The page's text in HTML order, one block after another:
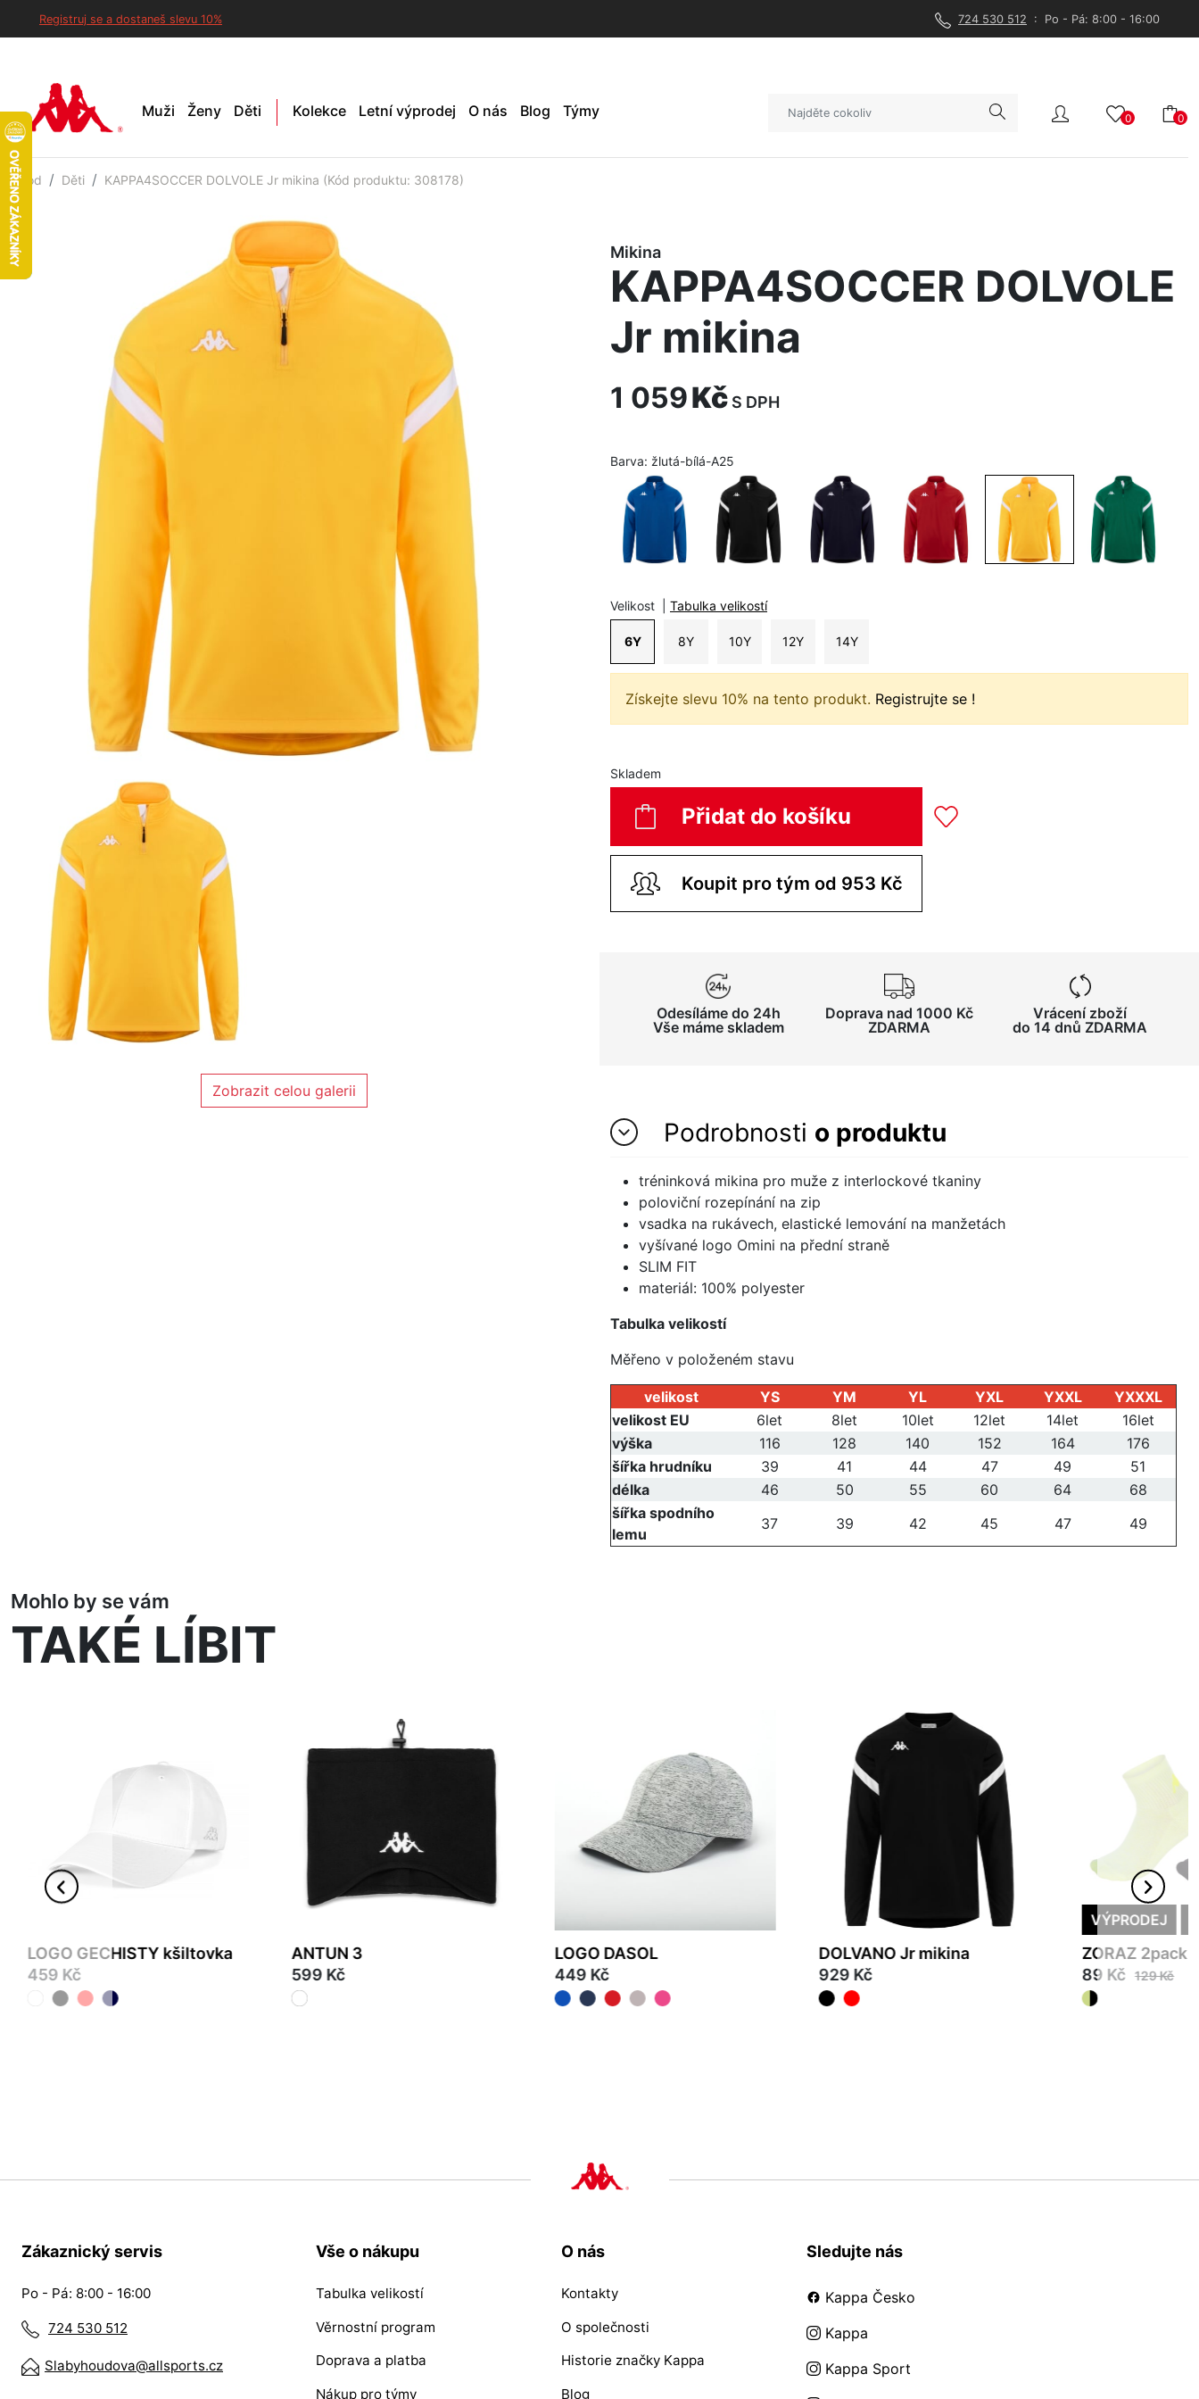
Registruj se a dostaneš slevu 10% 724 530 512 : Po - Pá: 8:00 - 16:00
Muži Ženy Děti Kolekce Letní výprodej O nás Blog Týmy 0 0
Úvod Děti KAPPA4SOCCER DOLVOLE Jr mikina (Kód produktu: 308178)
Zobrazit celou galerii
Mikina
KAPPA4SOCCER DOLVOLE
Jr mikina
1 059Kč S DPH
Barva: žlutá-bílá-A25
Velikost Tabulka velikostí
6Y 8Y 10Y 12Y 14Y
Získejte slevu 10% na tento produkt. Registrujte se !
Skladem
Přidat do košíku
Koupit pro tým od 953 Kč
Odesíláme do 24h
Vše máme skladem
Doprava nad 1000 Kč
ZDARMA
Vrácení zboží
do 14 dnů ZDARMA
Podrobnosti o produktu
tréninková mikina pro muže z interlockové tkaniny
poloviční rozepínání na zip
vsadka na rukávech, elastické lemování na manžetách
vyšívané logo Omini na přední straně
SLIM FIT
materiál: 100% polyester
Tabulka velikostí
Měřeno v položeném stavu
velikost YS YM YL YXL YXXL
YXXXL
velikost EU
6let 8let 10let 12let 14let
16let
výška
116 128 140 152 164
176
šířka hrudníku
39 41 44 47 49
51
délka
46 50 55 60 64
68
šířka spodního
lemu
37 39 42 45 47 49
Mohlo by se vám
TAKÉ LÍBIT
LOGO GECHISTY kšiltovka
459 Kč
ANTUN 3
599 Kč
LOGO DASOL
449 Kč
DOLVANO Jr mikina
929 Kč
VÝPRODEJ
ZORAZ 2pack
89 Kč 129 Kč
Zákaznický servis
Po - Pá: 8:00 - 16:00
724 530 512
Slabyhoudova@allsports.cz
Vše o nákupu
Tabulka velikostí
Věrnostní program
Doprava a platba
Nákup pro týmy
O nás
Kontakty
O společnosti
Historie značky Kappa
Blog
Sledujte nás
Kappa Česko
Kappa
Kappa Sport